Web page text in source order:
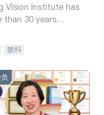
Vision Institute has
than 30 years
眼科